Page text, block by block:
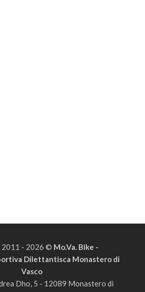
- 2026 © Mo.Va. Bike -
Dilettantisca Monastero di
Vasco
Dho, 5 - 12089 Monastero di